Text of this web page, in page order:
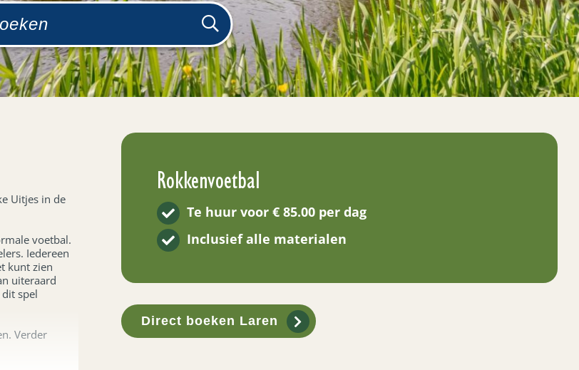
Uitjes in de
voetbal.
Iedereen
kunt zien
uiteraard
spel
Verder
Rokkenvoetbal
Te huur voor € 85.00 per dag
Inclusief alle materialen
Direct boeken Laren